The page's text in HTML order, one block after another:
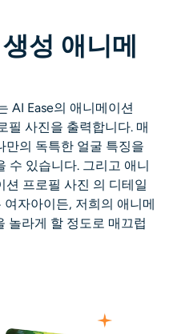
성 애니메
AI Ease의 애니메이션
필 사진을 출력합니다. 매
만의 독특한 얼굴 특징을
수 있습니다. 그리고 애니
션 프로필 사진 의 디테일
자아이든, 저희의 애니메
놀라게 할 정도로 매끄럽